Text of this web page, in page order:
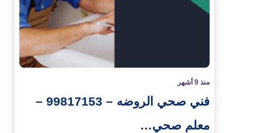
منذ 9 أشهر
فني صحي الروضه – 99817153 –
معلم صحي…